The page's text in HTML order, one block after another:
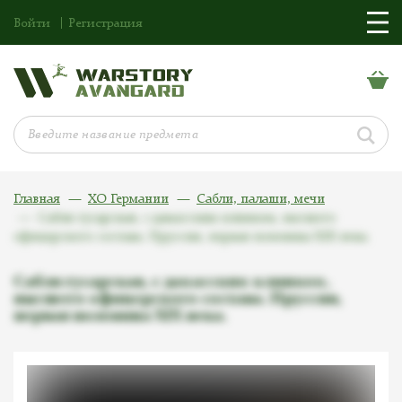
Войти Регистрация
Главная ХО Германии
Сабли, палаши, мечи
Сабля гусарская, с дамасским клинком,
высшего офицерского состава. Пруссия,
первая половина XIX века.